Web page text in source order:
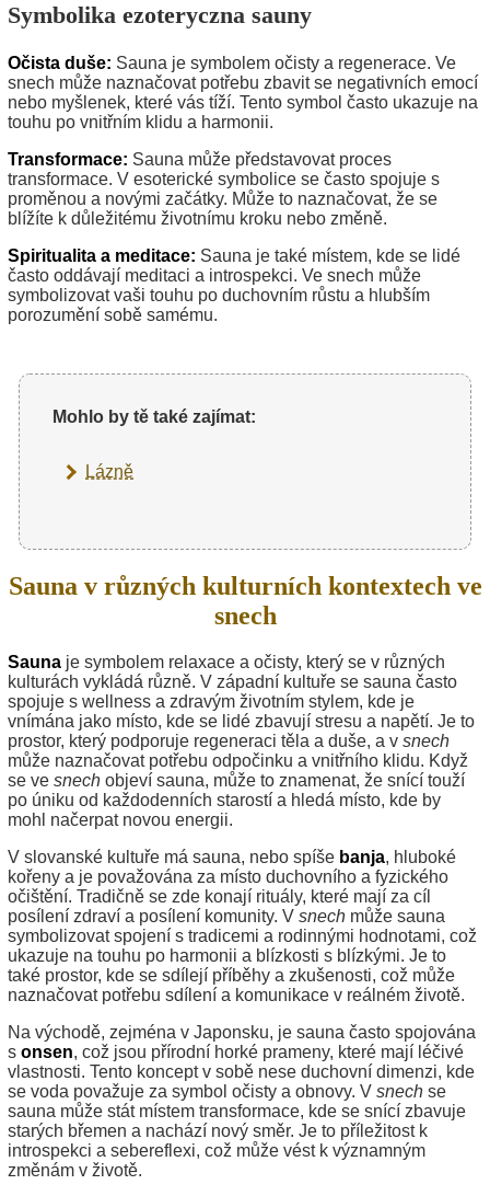
Symbolika ezoteryczna sauny
Očista duše: Sauna je symbolem očisty a regenerace. Ve
snech může naznačovat potřebu zbavit se negativních emocí
nebo myšlenek, které vás tíží. Tento symbol často ukazuje na
touhu po vnitřním klidu a harmonii.
Transformace: Sauna může představovat proces
transformace. V esoterické symbolice se často spojuje s
proměnou a novými začátky. Může to naznačovat, že se
blížíte k důležitému životnímu kroku nebo změně.
Spiritualita a meditace: Sauna je také místem, kde se lidé
často oddávají meditaci a introspekci. Ve snech může
symbolizovat vaši touhu po duchovním růstu a hlubším
porozumění sobě samému.
Mohlo by tě také zajímat:
Lázně
Sauna v různých kulturních kontextech ve
snech
Sauna je symbolem relaxace a očisty, který se v různých
kulturách vykládá různě. V západní kultuře se sauna často
spojuje s wellness a zdravým životním stylem, kde je
vnímána jako místo, kde se lidé zbavují stresu a napětí. Je to
prostor, který podporuje regeneraci těla a duše, a v snech
může naznačovat potřebu odpočinku a vnitřního klidu. Když
se ve snech objeví sauna, může to znamenat, že snící touží
po úniku od každodenních starostí a hledá místo, kde by
mohl načerpat novou energii.
V slovanské kultuře má sauna, nebo spíše banja, hluboké
kořeny a je považována za místo duchovního a fyzického
očištění. Tradičně se zde konají rituály, které mají za cíl
posílení zdraví a posílení komunity. V snech může sauna
symbolizovat spojení s tradicemi a rodinnými hodnotami, což
ukazuje na touhu po harmonii a blízkosti s blízkými. Je to
také prostor, kde se sdílejí příběhy a zkušenosti, což může
naznačovat potřebu sdílení a komunikace v reálném životě.
Na východě, zejména v Japonsku, je sauna často spojována
s onsen, což jsou přírodní horké prameny, které mají léčivé
vlastnosti. Tento koncept v sobě nese duchovní dimenzi, kde
se voda považuje za symbol očisty a obnovy. V snech se
sauna může stát místem transformace, kde se snící zbavuje
starých břemen a nachází nový směr. Je to příležitost k
introspekci a sebereflexi, což může vést k významným
změnám v životě.